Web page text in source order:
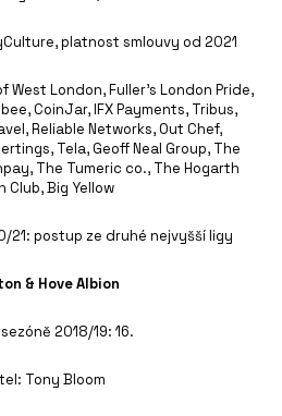
platnost smlouvy od 2021
London, Fuller’s London Pride,
CoinJar, IFX Payments, Tribus,
Reliable Networks, Out Chef,
Tela, Geoff Neal Group, The
The Tumeric co., The Hogarth
Club, Big Yellow
21: postup ze druhé nejvyšší ligy
& Hove Albion
2018/19: 16.
Tony Bloom